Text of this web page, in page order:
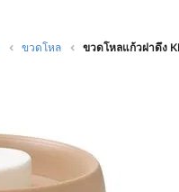
ขวดโหล ขวดโหลแก้วฝาดึง